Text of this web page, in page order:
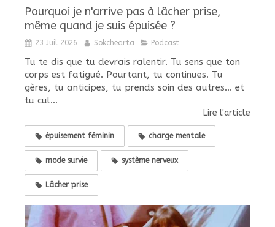
Pourquoi je n'arrive pas à lâcher prise,
même quand je suis épuisée ?
23 Juil 2026 Sokchearta Podcast
Tu te dis que tu devrais ralentir. Tu sens que ton
corps est fatigué. Pourtant, tu continues. Tu
gères, tu anticipes, tu prends soin des autres... et
tu cul...
Lire l'article
épuisement féminin charge mentale
mode survie système nerveux
Lâcher prise